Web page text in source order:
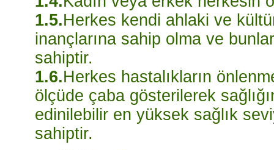
1.5.Herkes kendi ahlaki ve
inançlarına sahip olma ve
sahiptir.
1.6.Herkes hastalıkların
ölçüde çaba gösterilerek
edinilebilir en yüksek sağlık
sahiptir.